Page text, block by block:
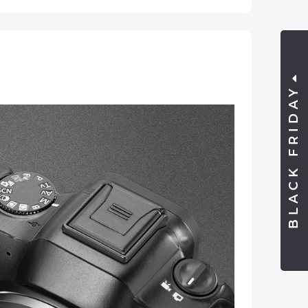
BLACK FRIDAY